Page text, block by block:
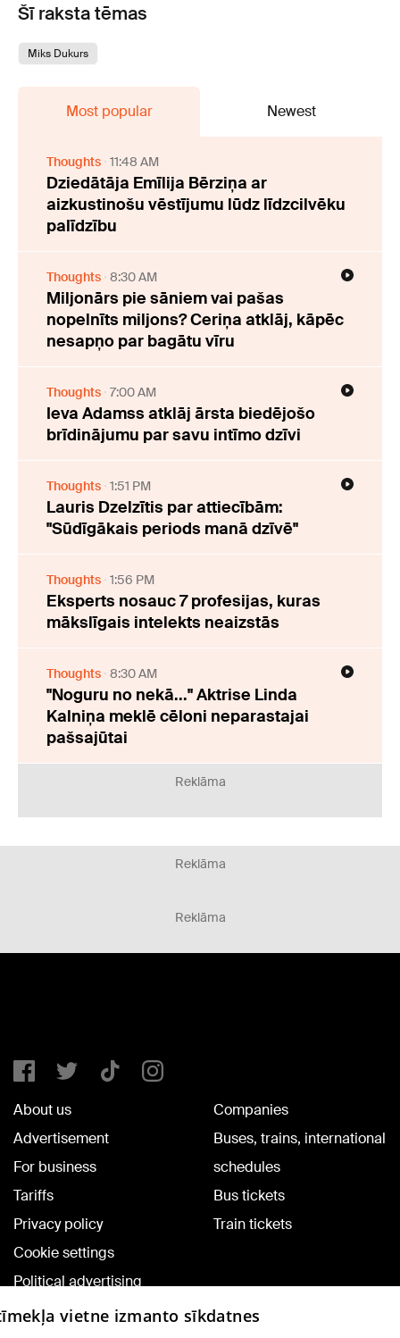
Šī raksta tēmas
Miks Dukurs
Most popular Newest
Thoughts 11:48 AM
Dziedātāja Emīlija Bērziņa ar
aizkustinošu vēstījumu lūdz līdzcilvēku
palīdzību
Thoughts 8:30 AM
Miljonārs pie sāniem vai pašas
nopelnīts miljons? Ceriņa atklāj, kāpēc
nesapņo par bagātu vīru
Thoughts 7:00 AM
Ieva Adamss atklāj ārsta biedējošo
brīdinājumu par savu intīmo dzīvi
Thoughts 1:51 PM
Lauris Dzelzītis par attiecībām:
"Sūdīgākais periods manā dzīvē"
Thoughts 1:56 PM
Eksperts nosauc 7 profesijas, kuras
mākslīgais intelekts neaizstās
Thoughts 8:30 AM
"Noguru no nekā..." Aktrise Linda
Kalniņa meklē cēloni neparastajai
pašsajūtai
Reklāma
Reklāma
Reklāma
About us
Advertisement
For business
Tariffs
Privacy policy
Cookie settings
Political advertising
Cookie policy
Companies
Buses, trains, international
schedules
Bus tickets
Train tickets
vietne izmanto sīkdatnes